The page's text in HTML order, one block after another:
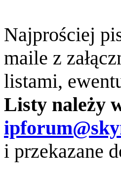
Najprościej
maile z
listami,
Listy należy
i przekazane